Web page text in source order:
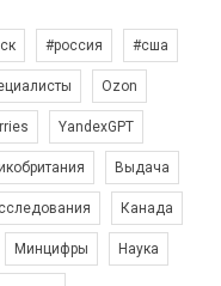
#россия #сша
Ozon
YandexGPT
Выдача
Канада
Минцифры Наука